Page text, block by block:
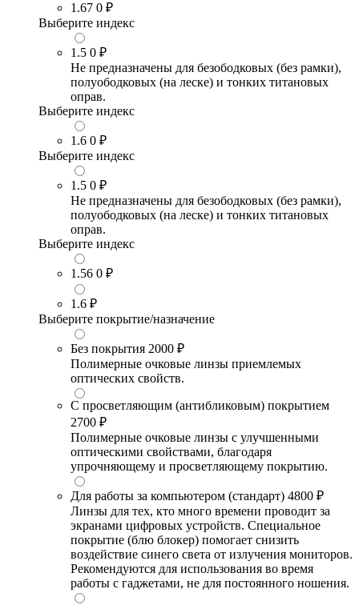
1.67 0 ₽
Выберите индекс
1.5 0 ₽
Не предназначены для безободковых (без рамки),
полуободковых (на леске) и тонких титановых
оправ.
Выберите индекс
1.6 0 ₽
Выберите индекс
1.5 0 ₽
Не предназначены для безободковых (без рамки),
полуободковых (на леске) и тонких титановых
оправ.
Выберите индекс
1.56 0 ₽
1.6 ₽
Выберите покрытие/назначение
Без покрытия 2000 ₽
Полимерные очковые линзы приемлемых
оптических свойств.
С просветляющим (антибликовым) покрытием
2700 ₽
Полимерные очковые линзы с улучшенными
оптическими свойствами, благодаря
упрочняющему и просветляющему покрытию.
Для работы за компьютером (стандарт) 4800 ₽
Линзы для тех, кто много времени проводит за
экранами цифровых устройств. Специальное
покрытие (блю блокер) помогает снизить
воздействие синего света от излучения мониторов.
Рекомендуются для использования во время
работы с гаджетами, не для постоянного ношения.